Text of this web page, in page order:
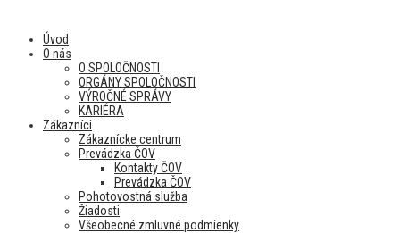
Úvod
O nás
O SPOLOČNOSTI
ORGÁNY SPOLOČNOSTI
VÝROČNÉ SPRÁVY
KARIÉRA
Zákazníci
Zákaznícke centrum
Prevádzka ČOV
Kontakty ČOV
Prevádzka ČOV
Pohotovostná služba
Žiadosti
Všeobecné zmluvné podmienky